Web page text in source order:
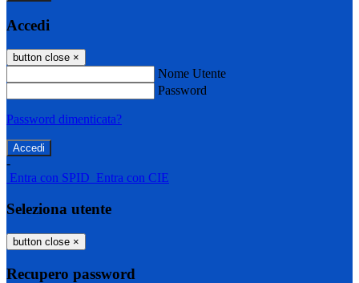
Accedi
button close ×
Nome Utente
Password
Password dimenticata?
-
Entra con SPID Entra con CIE
Seleziona utente
button close ×
Recupero password